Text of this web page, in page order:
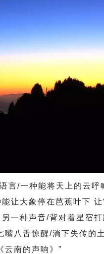
/一种能将天上的云呼
让大象停在芭蕉叶下
一种声音/背对着星宿
嘴八舌惊醒/淌下失传
南的声响》”